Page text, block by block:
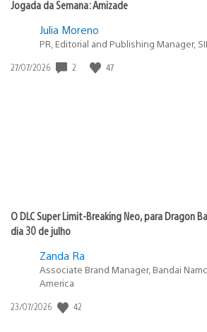
Jogada da Semana: Amizade
Julia Moreno
PR, Editorial and Publishing Manager,
Data
27/07/2026 2 47
O DLC Super Limit-Breaking Neo, para Dragon
dia 30 de julho
Zanda Ra
Associate Brand Manager, Bandai
America
Data
23/07/2026 42